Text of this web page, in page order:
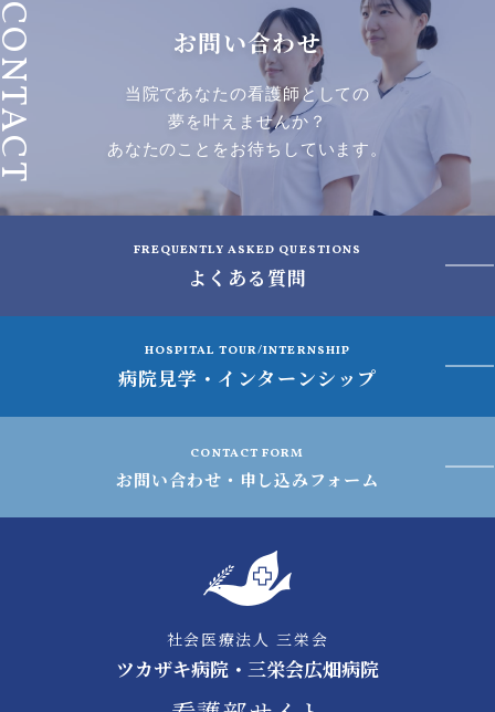
お問い合わせ
当院であなたの看護師としての
夢を叶えませんか？
あなたのことをお待ちしています。
FREQUENTLY ASKED QUESTIONS
よくある質問
HOSPITAL TOUR/INTERNSHIP
病院見学・インターンシップ
CONTACT FORM
お問い合わせ・申し込みフォーム
社会医療法人 三栄会
ツカザキ病院・三栄会広畑病院